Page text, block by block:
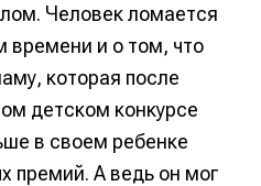
Человек ломается
времени и о том, что
которая после
детском конкурсе
в своем ребенке
премий. А ведь он мог